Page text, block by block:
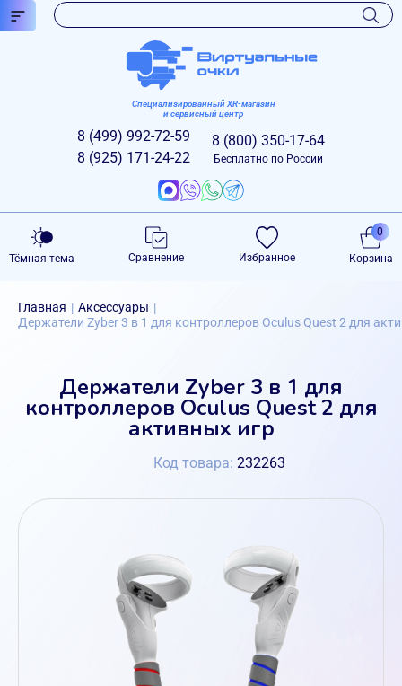
Специализированный XR-магазин
и сервисный центр
8 (499) 992-72-59
8 (925) 171-24-22
8 (800) 350-17-64
Бесплатно по России
Тёмная тема Сравнение Избранное Корзина
0
Главная | Аксессуары |
Держатели Zyber 3 в 1 для контроллеров Oculus Quest 2 для
Держатели Zyber 3 в 1 для
контроллеров Oculus Quest 2 для
активных игр
Код товара: 232263